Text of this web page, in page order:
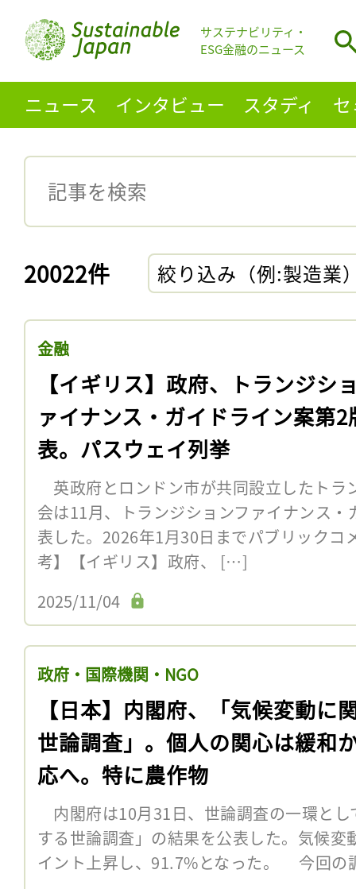
サステナビリティ・
ESG金融のニュース
ニュース インタビュー スタディ
20022件 絞り込み（例:製造業
金融
【イギリス】政府、トランジシ
ァイナンス・ガイドライン案第2
表。パスウェイ列挙
英政府とロンドン市が共同設立したトラ
会は11月、トランジションファイナンス
表した。2026年1月30日までパブリックコ
考】【イギリス】政府、 […]
2025/11/04
政府・国際機関・NGO
【日本】内閣府、「気候変動に
世論調査」。個人の関心は緩和
応へ。特に農作物
内閣府は10月31日、世論調査の一環と
する世論調査」の結果を公表した。気候
イント上昇し、91.7%となった。 今回の